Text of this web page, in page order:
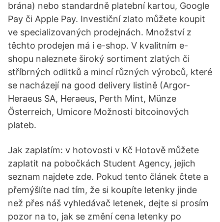
brána) nebo standardně platební kartou, Google
Pay či Apple Pay. Investiční zlato můžete koupit
ve specializovaných prodejnách. Množství z
těchto prodejen má i e-shop. V kvalitním e-
shopu naleznete široký sortiment zlatých či
stříbrných odlitků a mincí různých výrobců, které
se nacházejí na good delivery listině (Argor-
Heraeus SA, Heraeus, Perth Mint, Münze
Österreich, Umicore Možnosti bitcoinových
plateb.
Jak zaplatím: v hotovosti v Kč Hotově můžete
zaplatit na pobočkách Student Agency, jejich
seznam najdete zde. Pokud tento článek čtete a
přemýšlíte nad tím, že si koupíte letenky jinde
než přes náš vyhledávač letenek, dejte si prosím
pozor na to, jak se změní cena letenky po